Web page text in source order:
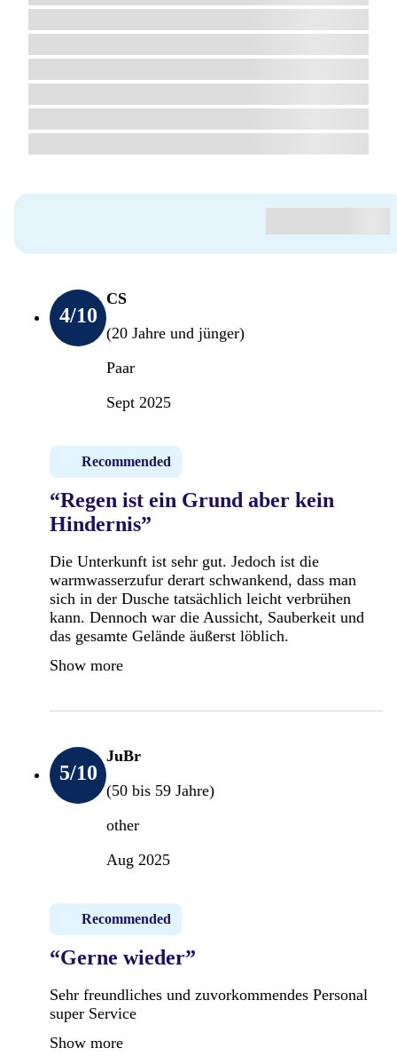
4/10
CS
(20 Jahre und jünger)
Paar
Sept 2025
Recommended
“Regen ist ein Grund aber kein
Hindernis”
Die Unterkunft ist sehr gut. Jedoch ist die
warmwasserzufur derart schwankend, dass man
sich in der Dusche tatsächlich leicht verbrühen
kann. Dennoch war die Aussicht, Sauberkeit und
das gesamte Gelände äußerst löblich.
Show more
5/10
JuBr
(50 bis 59 Jahre)
other
Aug 2025
Recommended
“Gerne wieder”
Sehr freundliches und zuvorkommendes Personal
super Service
Show more